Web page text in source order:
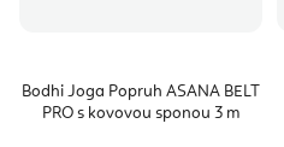
Bodhi Joga Popruh ASANA BELT
PRO s kovovou sponou 3 m